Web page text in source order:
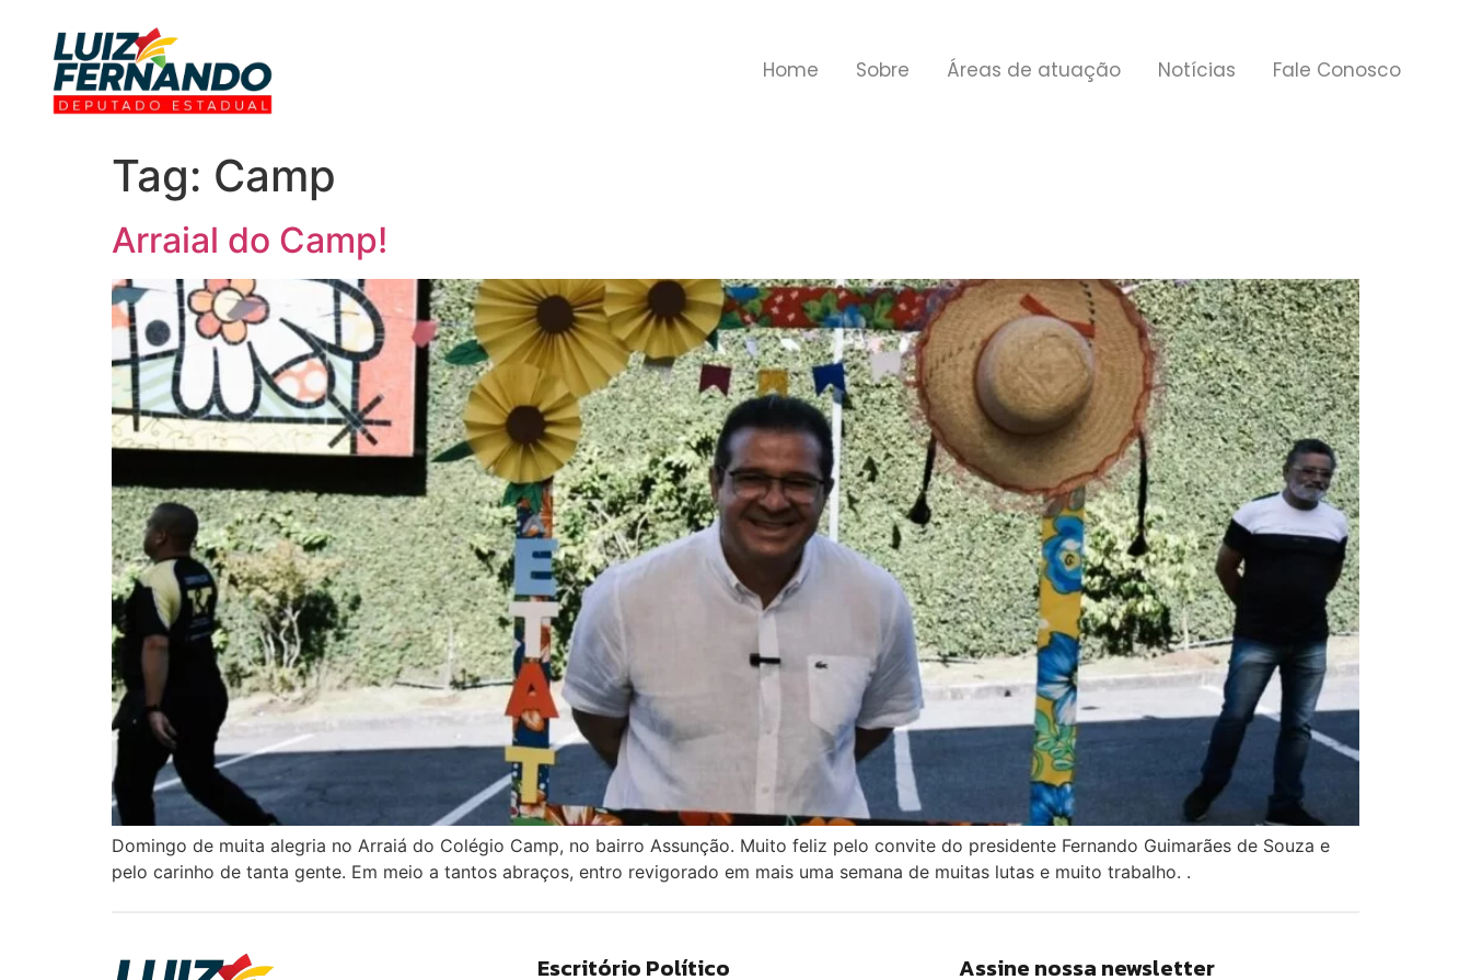
Home Sobre Áreas de atuação Notícias Fale Conosco
Tag: Camp
Arraial do Camp!
Domingo de muita alegria no Arraiá do Colégio Camp, no bairro Assunção. Muito feliz pelo convite do presidente Fernando Guimarães de Souza e
pelo carinho de tanta gente. Em meio a tantos abraços, entro revigorado em mais uma semana de muitas lutas e muito trabalho. .
Escritório Político Assine nossa newsletter